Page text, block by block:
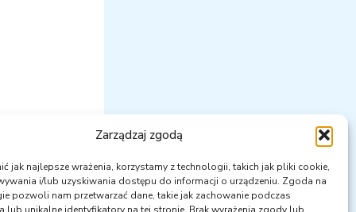
Zarządzaj zgodą
jak najlepsze wrażenia, korzystamy z technologii, takich jak pliki cookie,
i/lub uzyskiwania dostępu do informacji o urządzeniu. Zgoda na
pozwoli nam przetwarzać dane, takie jak zachowanie podczas
NASTĘPNY
Terminarz wydarzeń PKEOpK w 2026 roku.